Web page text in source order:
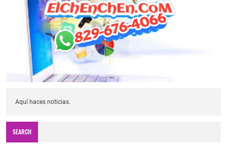
Aquí haces noticias.
SEARCH